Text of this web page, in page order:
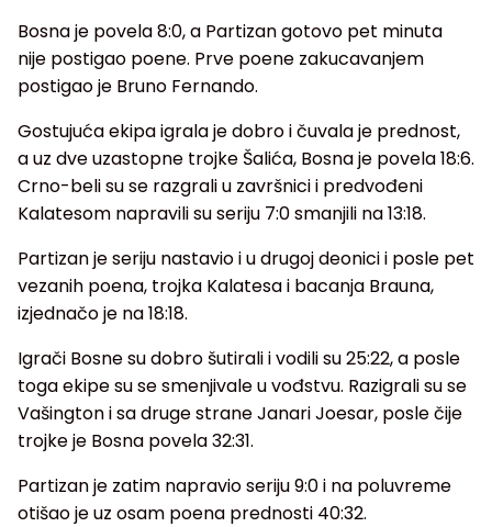
Bosna je povela 8:0, a Partizan gotovo pet minuta
nije postigao poene. Prve poene zakucavanjem
postigao je Bruno Fernando.
Gostujuća ekipa igrala je dobro i čuvala je prednost,
a uz dve uzastopne trojke Šalića, Bosna je povela 18:6.
Crno-beli su se razgrali u završnici i predvođeni
Kalatesom napravili su seriju 7:0 smanjili na 13:18.
Partizan je seriju nastavio i u drugoj deonici i posle pet
vezanih poena, trojka Kalatesa i bacanja Brauna,
izjednačo je na 18:18.
Igrači Bosne su dobro šutirali i vodili su 25:22, a posle
toga ekipe su se smenjivale u vođstvu. Razigrali su se
Vašington i sa druge strane Janari Joesar, posle čije
trojke je Bosna povela 32:31.
Partizan je zatim napravio seriju 9:0 i na poluvreme
otišao je uz osam poena prednosti 40:32.